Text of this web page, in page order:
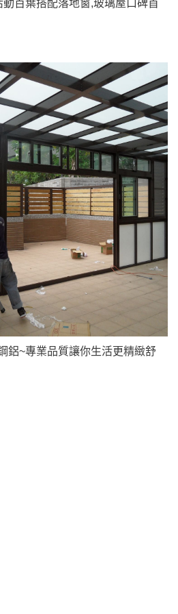
百葉搭配落地窗,玻璃屋口碑首
鋁~專業品質讓你生活更精緻舒